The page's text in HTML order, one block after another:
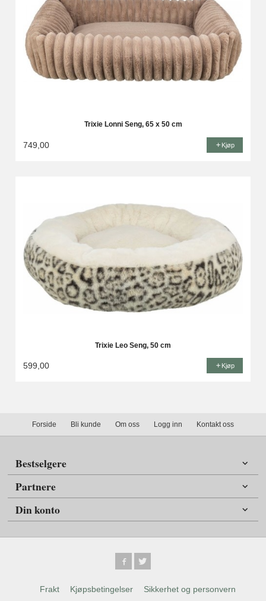
Trixie Lonni Seng, 65 x 50 cm
749,00 Kjøp
Trixie Leo Seng, 50 cm
599,00 Kjøp
Forside Bli kunde Om oss Logg inn Kontakt oss
Bestselgere
Partnere
Din konto
Frakt Kjøpsbetingelser Sikkerhet og personvern